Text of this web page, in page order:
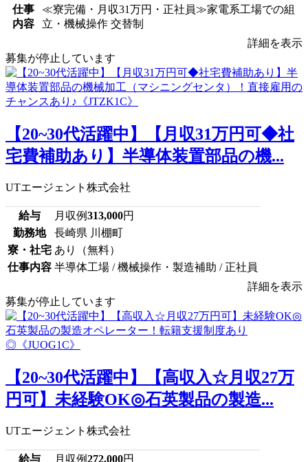
仕事
内容
≪寮完備・月収31万円・正社員≫家電系工場での組
立・機械操作 交替制
詳細を表示
募集が停止しています
【20~30代活躍中】【月収31万円可◆社
宅費補助あり】半導体装置部品の機...
UTエージェント株式会社
給与 月収例313,000円
勤務地
長崎県 川棚町
寮・社宅 あり（無料）
仕事内容 半導体工場 / 機械操作・製造補助 / 正社員
詳細を表示
募集が停止しています
【20~30代活躍中】【高収入☆月収27万
円可】未経験OK◎石英製品の製造...
UTエージェント株式会社
給与 月収例272,000円